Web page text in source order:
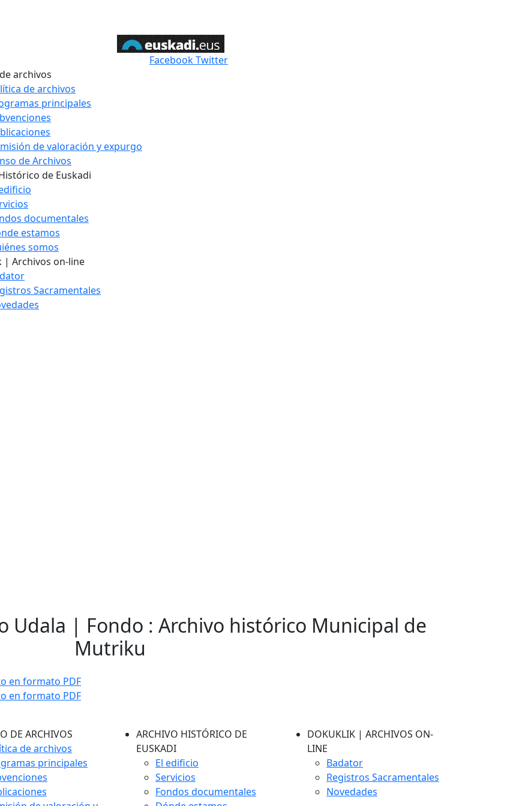
archivos
de archivos
principales
de valoración y expurgo
de Archivos
de Euskadi
documentales
estamos
somos
| Archivos on-line
Sacramentales
FacebookTwitter
Udala | Fondo : Archivo histórico Municipal de
Mutriku
en formato PDF
en formato PDF
DE ARCHIVOS
de archivos
principales
ARCHIVO HISTÓRICO DE
EUSKADI
El edificio
Servicios
Fondos documentales
DOKUKLIK | ARCHIVOS ON-
LINE
Badator
Registros Sacramentales
Novedades